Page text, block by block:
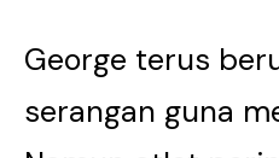
George terus
serangan guna